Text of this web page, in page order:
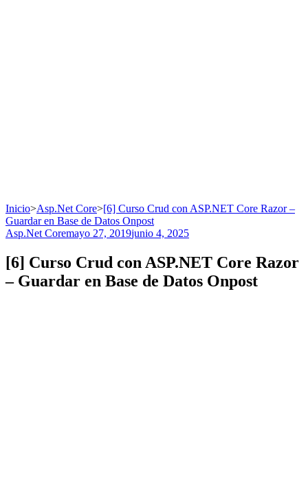
Inicio>Asp.Net Core>[6] Curso Crud con ASP.NET Core Razor –
Guardar en Base de Datos Onpost
Asp.Net Coremayo 27, 2019junio 4, 2025
[6] Curso Crud con ASP.NET Core Razor
– Guardar en Base de Datos Onpost